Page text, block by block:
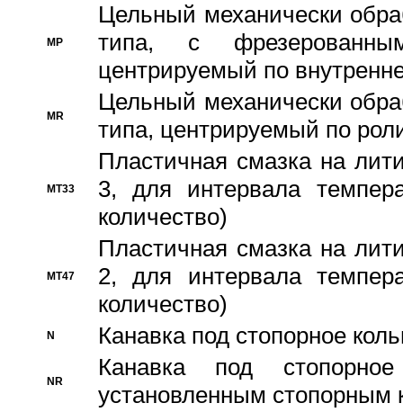
MP
Цельный механически
типа, с
центрируемый по
MR
Цельный механически
типа, центрируемый по
MT33
Пластичная смазка на
3, для интервала
количество)
MT47
Пластичная смазка на
2, для интервала
количество)
N Канавка под стопорное
NR
Канавка под
установленным стопорным